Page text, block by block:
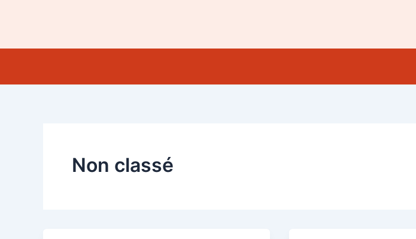
Non classé